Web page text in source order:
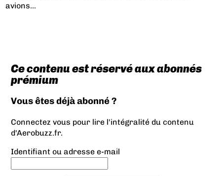
avions...
Ce contenu est réservé aux abonnés
prémium
Vous êtes déjà abonné ?
Connectez vous pour lire l'intégralité du contenu
d'Aerobuzz.fr.
Identifiant ou adresse e-mail